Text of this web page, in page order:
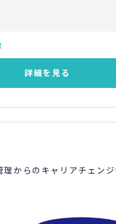
詳細を見る
理からのキャリアチェン